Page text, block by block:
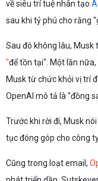
về siêu trí tuệ nhân tạo
sau khi tỷ phú cho rằng
Sau đó không lâu, Musk
"để tồn tại". Một lần
Musk từ chức khỏi vị trí
OpenAI mô tả là "đồng
Trước khi rời đi, Musk
tục đóng góp cho công
Cũng trong loạt email,